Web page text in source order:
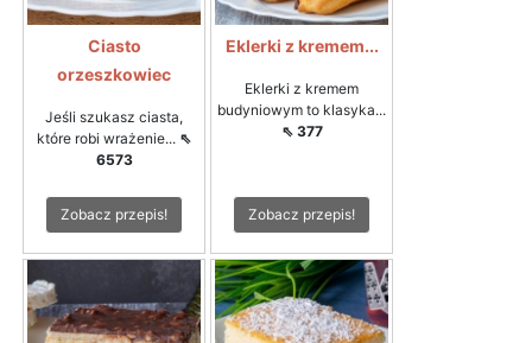
Ciasto
orzeszkowiec
Jeśli szukasz ciasta,
które robi wrażenie... ⇖
6573
Zobacz przepis!
Eklerki z kremem...
Eklerki z kremem
budyniowym to klasyka...
⇖ 377
Zobacz przepis!